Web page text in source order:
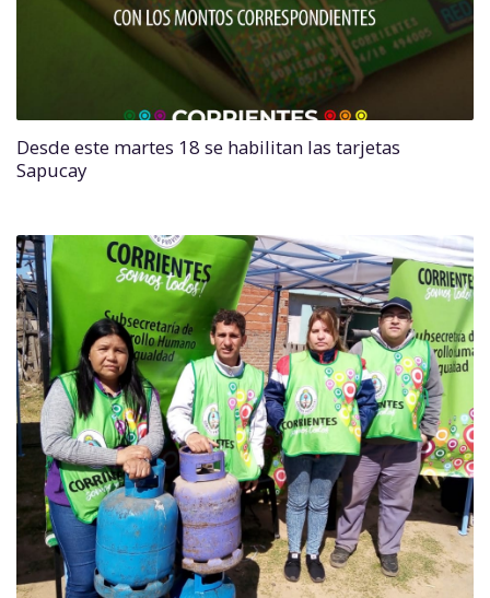
Desde este martes 18 se habilitan las tarjetas
Sapucay